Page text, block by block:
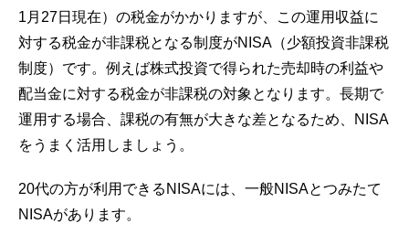
1月27日現在）の税金がかかりますが、この運用収益に
対する税金が非課税となる制度がNISA（少額投資非課税
制度）です。例えば株式投資で得られた売却時の利益や
配当金に対する税金が非課税の対象となります。長期で
運用する場合、課税の有無が大きな差となるため、NISA
をうまく活用しましょう。
20代の方が利用できるNISAには、一般NISAとつみたて
NISAがあります。